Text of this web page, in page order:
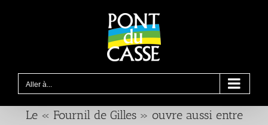
Aller à...
Le « Fournil de Gilles » ouvre aussi entre